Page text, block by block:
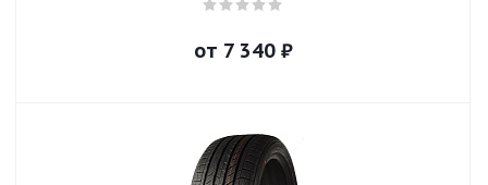
от 7 340₽